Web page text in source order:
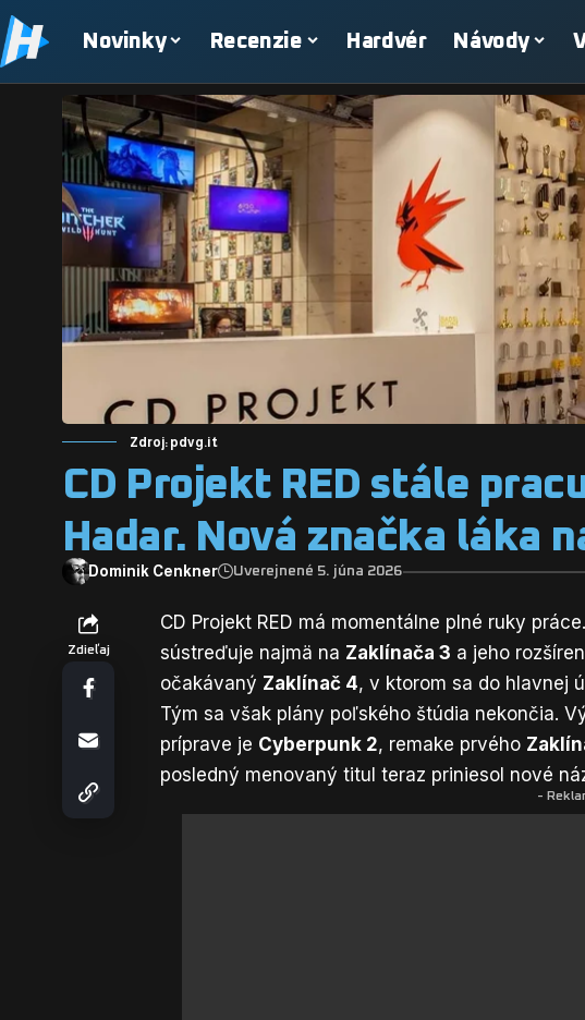
Novinky Recenzie Hardvér Návody
Zdroj: pdvg.it
CD Projekt RED stále
Hadar. Nová značka láka
Dominik Cenkner Uverejnené 5. júna 2026
Zdieľaj
CD Projekt RED má momentálne plné ruky
sústreďuje najmä na Zaklínača 3 a jeho
očakávaný Zaklínač 4, v ktorom sa do hlavnej
Tým sa však plány poľského štúdia nekončia.
príprave je Cyberpunk 2, remake prvého
posledný menovaný titul teraz priniesol nové
-